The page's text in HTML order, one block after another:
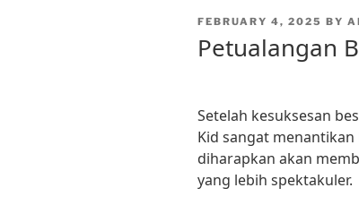
POSTED
FEBRUARY 4, 2025 BY
Petualangan
Setelah kesuksesan
Kid sangat menantikan
diharapkan akan
yang lebih spektakuler.